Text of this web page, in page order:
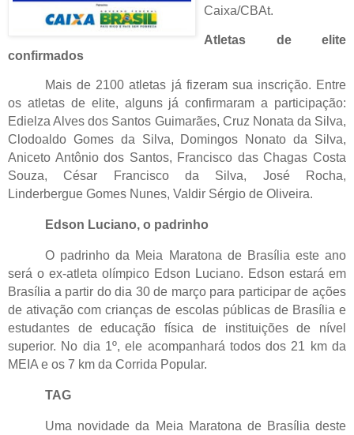
Caixa/CBAt.
Atletas de elite
confirmados
Mais de 2100 atletas já fizeram sua inscrição. Entre
os atletas de elite, alguns já confirmaram a participação:
Edielza Alves dos Santos Guimarães, Cruz Nonata da Silva,
Clodoaldo Gomes da Silva, Domingos Nonato da Silva,
Aniceto Antônio dos Santos, Francisco das Chagas Costa
Souza, César Francisco da Silva, José Rocha,
Linderbergue Gomes Nunes, Valdir Sérgio de Oliveira.
Edson Luciano, o padrinho
O padrinho da Meia Maratona de Brasília este ano
será o ex-atleta olímpico Edson Luciano. Edson estará em
Brasília a partir do dia 30 de março para participar de ações
de ativação com crianças de escolas públicas de Brasília e
estudantes de educação física de instituições de nível
superior. No dia 1º, ele acompanhará todos dos 21 km da
MEIA e os 7 km da Corrida Popular.
TAG
Uma novidade da Meia Maratona de Brasília deste